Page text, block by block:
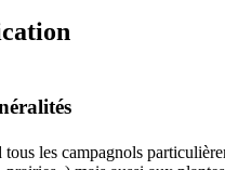
les campagnols